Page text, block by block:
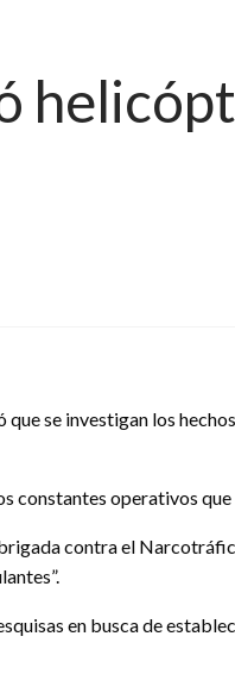
se investigan los
constantes operativos
contra el
en busca de